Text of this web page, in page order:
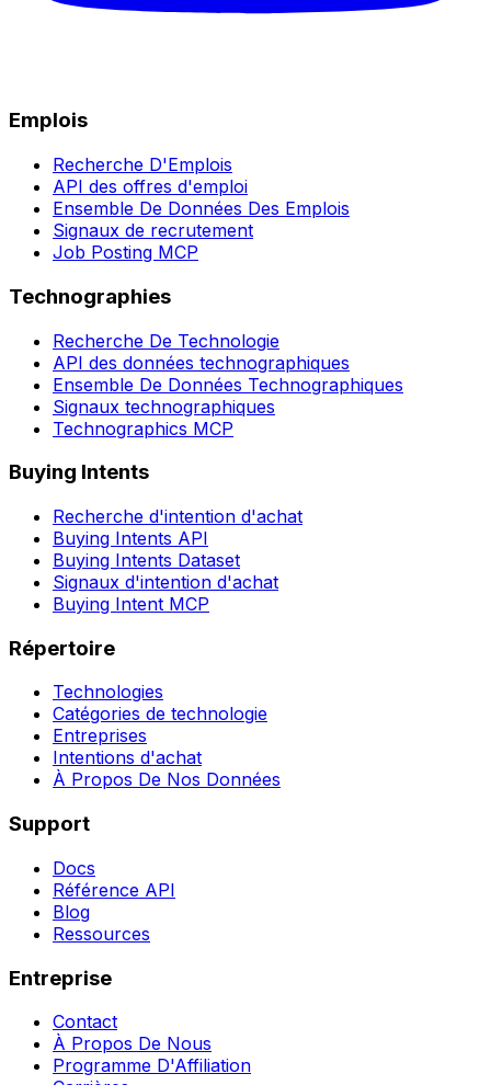
Emplois
Recherche D'Emplois
API des offres d'emploi
Ensemble De Données Des Emplois
Signaux de recrutement
Job Posting MCP
Technographies
Recherche De Technologie
API des données technographiques
Ensemble De Données Technographiques
Signaux technographiques
Technographics MCP
Buying Intents
Recherche d'intention d'achat
Buying Intents API
Buying Intents Dataset
Signaux d'intention d'achat
Buying Intent MCP
Répertoire
Technologies
Catégories de technologie
Entreprises
Intentions d'achat
À Propos De Nos Données
Support
Docs
Référence API
Blog
Ressources
Entreprise
Contact
À Propos De Nous
Programme D'Affiliation